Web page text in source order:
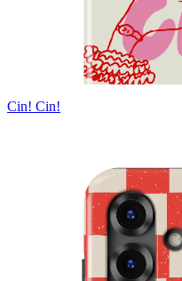
Cin! Cin!